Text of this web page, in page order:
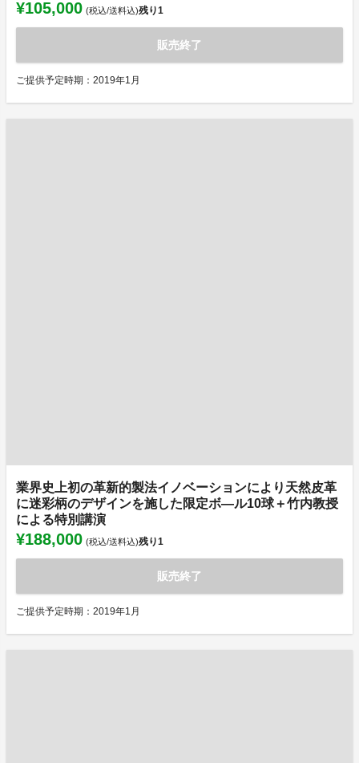
¥105,000 (税込/送料込)残り1
販売終了
ご提供予定時期：2019年1月
業界史上初の革新的製法イノベーションにより天然皮革
に迷彩柄のデザインを施した限定ボ―ル10球＋竹内教授
による特別講演
¥188,000 (税込/送料込)残り1
販売終了
ご提供予定時期：2019年1月